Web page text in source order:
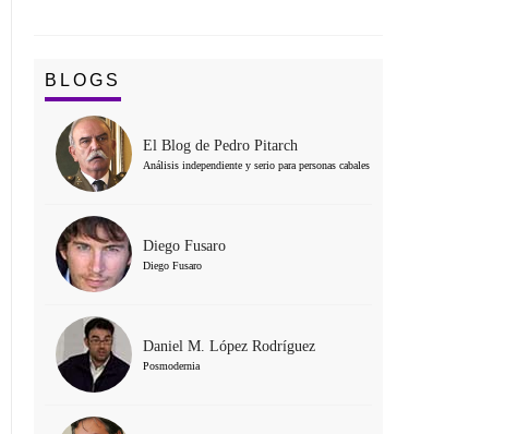
BLOGS
El Blog de Pedro Pitarch
Análisis independiente y serio para personas cabales
Diego Fusaro
Diego Fusaro
Daniel M. López Rodríguez
Posmodernia